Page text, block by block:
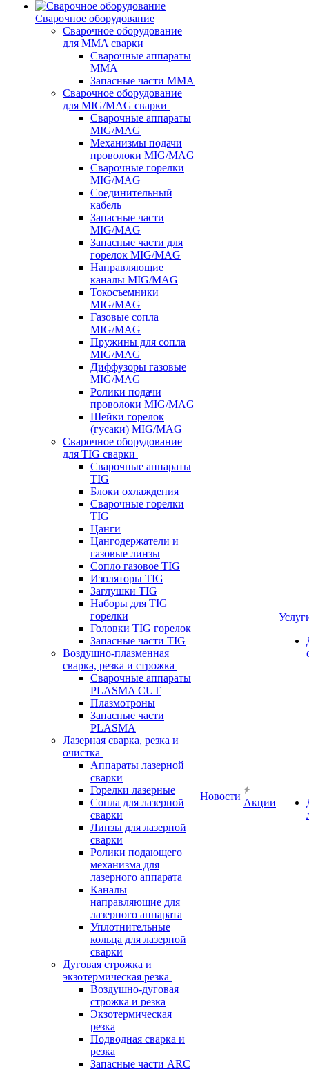
Сварочное оборудование
Сварочное оборудование
для MMA сварки
Сварочные аппараты
MMA
Запасные части MMA
Сварочное оборудование
для MIG/MAG сварки
Сварочные аппараты
MIG/MAG
Механизмы подачи
проволоки MIG/MAG
Сварочные горелки
MIG/MAG
Соединительный
кабель
Запасные части
MIG/MAG
Запасные части для
горелок MIG/MAG
Направляющие
каналы MIG/MAG
Токосъемники
MIG/MAG
Газовые сопла
MIG/MAG
Пружины для сопла
MIG/MAG
Диффузоры газовые
MIG/MAG
Ролики подачи
проволоки MIG/MAG
Шейки горелок
(гусаки) MIG/MAG
Сварочное оборудование
для TIG сварки
Сварочные аппараты
TIG
Блоки охлаждения
Сварочные горелки
TIG
Цанги
Цангодержатели и
газовые линзы
Сопло газовое TIG
Изоляторы TIG
Заглушки TIG
Наборы для TIG
горелки
Головки TIG горелок
Запасные части TIG
Воздушно-плазменная
сварка, резка и строжка
Сварочные аппараты
PLASMA CUT
Плазмотроны
Запасные части
PLASMA
Лазерная сварка, резка и
очистка
Аппараты лазерной
сварки
Горелки лазерные
Сопла для лазерной
сварки
Линзы для лазерной
сварки
Ролики подающего
механизма для
лазерного аппарата
Каналы
направляющие для
лазерного аппарата
Уплотнительные
кольца для лазерной
сварки
Дуговая строжка и
экзотермическая резка
Воздушно-дуговая
строжка и резка
Экзотермическая
резка
Подводная сварка и
резка
Запасные части ARC
Новости
Акции